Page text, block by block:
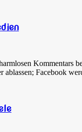
Kommentars
Facebook